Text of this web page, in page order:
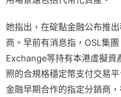
她指出，在碇點金融公布推
商。早前有消息指，OSL集
Exchange等持有本港虛擬資
照的合規格穩定幣支付交易
金融早期合作的指定分銷商